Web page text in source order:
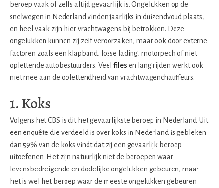
beroep vaak of zelfs altijd gevaarlijk is. Ongelukken op de
snelwegen in Nederland vinden jaarlijks in duizendvoud plaats,
en heel vaak zijn hier vrachtwagens bij betrokken. Deze
ongelukken kunnen zij zelf veroorzaken, maar ook door externe
factoren zoals een klapband, losse lading, motorpech of niet
oplettende autobestuurders. Veel files en lang rijden werkt ook
niet mee aan de oplettendheid van vrachtwagenchauffeurs.
1. Koks
Volgens het CBS is dit het gevaarlijkste beroep in Nederland. Uit
een enquête die verdeeld is over koks in Nederland is gebleken
dan 59% van de koks vindt dat zij een gevaarlijk beroep
uitoefenen. Het zijn natuurlijk niet de beroepen waar
levensbedreigende en dodelijke ongelukken gebeuren, maar
het is wel het beroep waar de meeste ongelukken gebeuren.